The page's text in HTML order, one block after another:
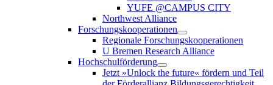
YUFE @CAMPUS CITY
Northwest Alliance
Forschungskooperationen
Regionale Forschungskooperationen
U Bremen Research Alliance
Hochschulförderung
Jetzt »Unlock the future« fördern und Teil